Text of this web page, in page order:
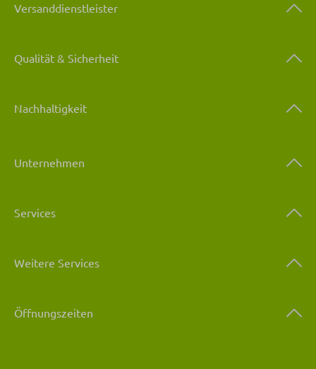
Versanddienstleister
Qualität & Sicherheit
Nachhaltigkeit
Unternehmen
Services
Weitere Services
Öffnungszeiten